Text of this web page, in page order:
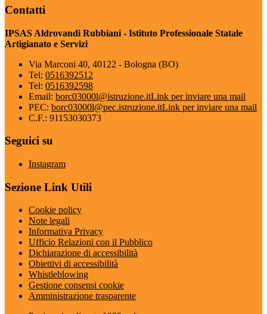
Contatti
IPSAS Aldrovandi Rubbiani - Istituto Professionale Statale
Artigianato e Servizi
Via Marconi 40, 40122 - Bologna (BO)
Tel: 0516392512
Tel: 0516392598
Email: borc03000l@istruzione.itLink per inviare una mail
PEC: borc03000l@pec.istruzione.itLink per inviare una mail
C.F.: 91153030373
Seguici su
Instagram
Sezione Link Utili
Cookie policy
Note legali
Informativa Privacy
Ufficio Relazioni con il Pubblico
Dichiarazione di accessibilità
Obiettivi di accessibilità
Whistleblowing
Gestione consensi cookie
Amministrazione trasparente